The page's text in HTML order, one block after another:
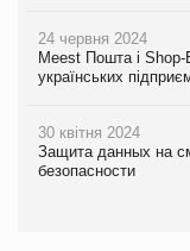
24 червня 2024
Meest Пошта і
українських
30 квітня 2024
Защита данных на
безопасности